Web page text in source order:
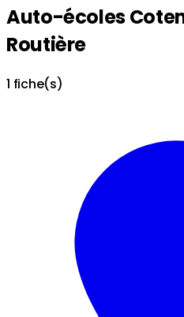
Auto-écoles
Routière
1 fiche(s)